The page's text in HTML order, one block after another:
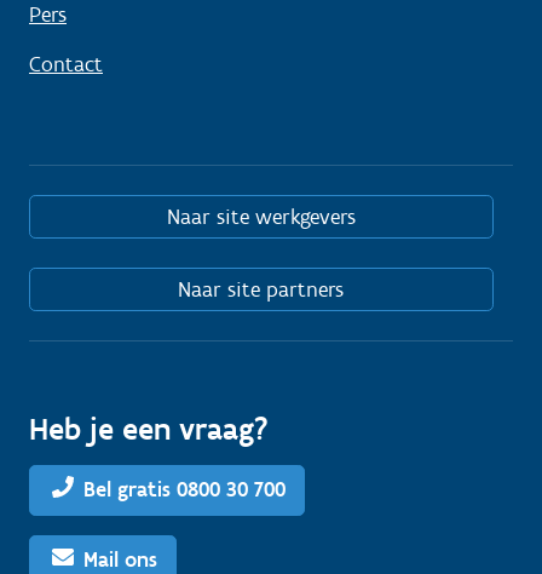
Pers
Contact
Naar site werkgevers
Naar site partners
Heb je een vraag?
Bel gratis 0800 30 700
Mail ons